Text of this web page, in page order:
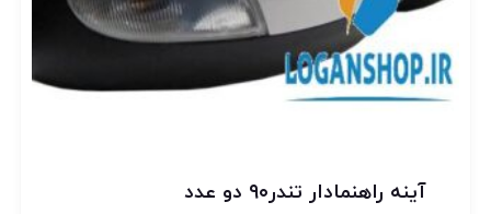
آینه راهنمادار تندر۹۰ دو عدد